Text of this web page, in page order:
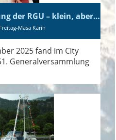
51. Generalversammlung der RGU – klein, aber fein
Masa Karin
2025 fand im City
Generalversammlung